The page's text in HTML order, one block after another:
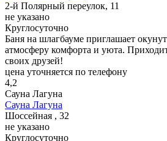
2-й Полярный переулок, 11
не указано
Круглосуточно
Баня на шлагбауме приглашает
атмосферу комфорта и уюта.
своих друзей!
цена уточняется по телефону
4,2
Сауна Лагуна
Сауна Лагуна
Шоссейная , 32
не указано
Круглосуточно